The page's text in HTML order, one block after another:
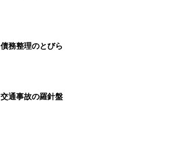
債務整理のとびら
交通事故の羅針盤